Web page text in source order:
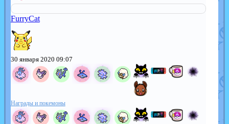
FurryCat
30 января 2020 09:07
Награды и покемоны